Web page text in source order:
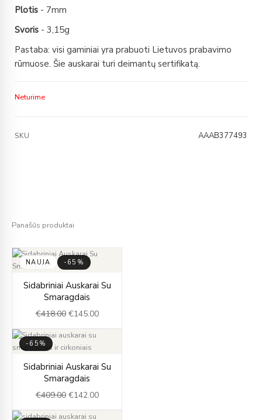
Plotis - 7mm
Svoris - 3,15g
Pastaba: visi gaminiai yra prabuoti Lietuvos prabavimo
rūmuose. Šie auskarai turi deimantų sertifikatą.
Neturime
SKU AAAB377493
Panašūs produktai
NAUJA -65%
Sidabriniai Auskarai Su
Smaragdais
€418.00
price
was:
€418.00.
€145.00
price
€145.00.
-65%
Sidabriniai Auskarai Su
Smaragdais
€409.00
price
was:
€409.00.
€142.00
price
€142.00.